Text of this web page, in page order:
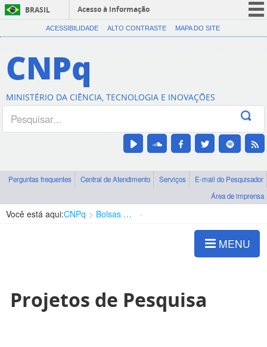
BRASIL
Acesso à informação
CORONAVÍRUS (COVID-19)
Canais
ACESSIBILIDADE ALTO CONTRASTE MAPA DO SITE
CNPq
MINISTÉRIO DA CIÊNCIA, TECNOLOGIA E INOVAÇÕES
Perguntas frequentes Central de Atendimento Serviços
E-mail do Pesquisador
Área de imprensa
Você está aqui:CNPq Bolsas e Auxílios Vigentes
MENU
Projetos de Pesquisa